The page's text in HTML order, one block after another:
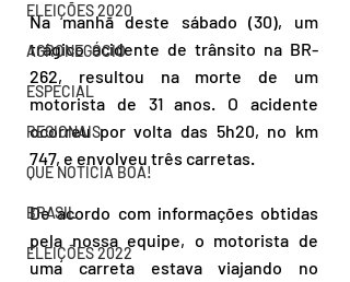
ELEIÇÕES 2020
AGRONEGÓCIO
ESPECIAL
REGIONAIS
QUE NOTÍCIA BOA!
BRASIL
ELEIÇÕES 2022
Na manhã deste sábado (30), um
trágico acidente de trânsito na BR-
262, resultou na morte de um
motorista de 31 anos. O acidente
ocorreu por volta das 5h20, no km
747, e envolveu três carretas.
De acordo com informações obtidas
pela nossa equipe, o motorista de
uma carreta estava viajando no